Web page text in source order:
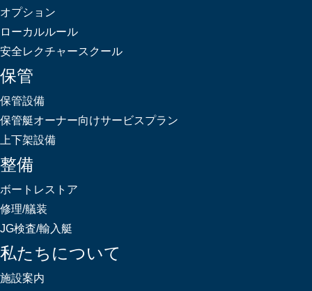
オプション
ローカルルール
安全レクチャースクール
保管
保管設備
保管艇オーナー向けサービスプラン
上下架設備
整備
ボートレストア
修理/艤装
JG検査/輸入艇
私たちについて
施設案内